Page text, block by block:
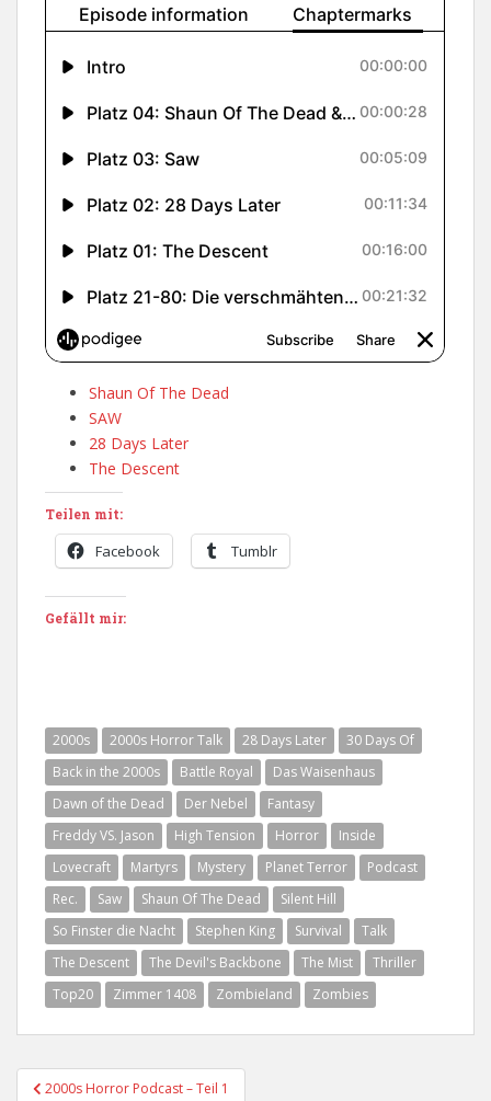
Shaun Of The Dead
SAW
28 Days Later
The Descent
Teilen mit:
Facebook Tumblr
Gefällt mir:
2000s 2000s Horror Talk 28 Days Later
30 Days Of
Back in the 2000s
Battle Royal
Das Waisenhaus
Dawn of the Dead
Der Nebel
Fantasy
Freddy VS. Jason
High Tension Horror
Inside
Lovecraft
Martyrs Mystery Planet Terror
Podcast
Rec.
Saw Shaun Of The Dead
Silent Hill
So Finster die Nacht
Stephen King Survival
Talk
The Descent
The Devil's Backbone The Mist
Thriller
Top20
Zimmer 1408 Zombieland Zombies
Beitragsnavigation
2000s Horror Podcast – Teil 1